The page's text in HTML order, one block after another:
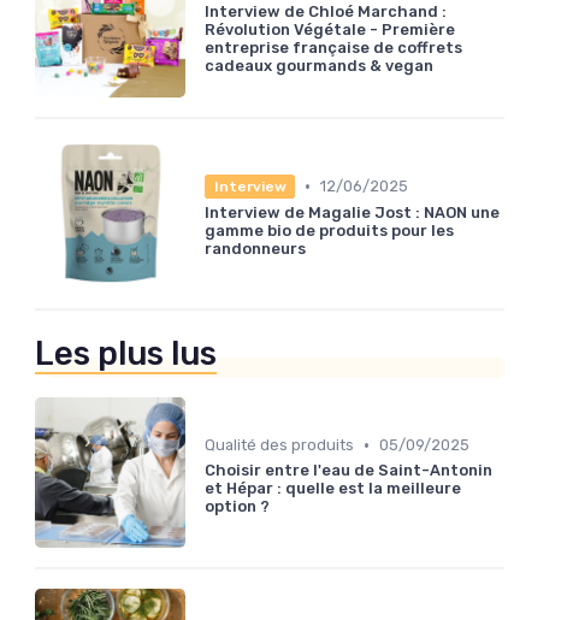
Interview de Chloé Marchand :
Révolution Végétale - Première
entreprise française de coffrets
cadeaux gourmands & vegan
Interview • 12/06/2025
Interview de Magalie Jost : NAON une
gamme bio de produits pour les
randonneurs
Les plus lus
Qualité des produits • 05/09/2025
Choisir entre l'eau de Saint-Antonin
et Hépar : quelle est la meilleure
option ?